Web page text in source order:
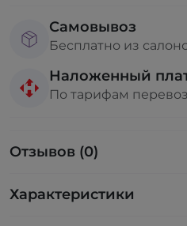
Самовывоз
Бесплатно из
Наложенный
По тарифам
Отзывов (0)
Характеристики